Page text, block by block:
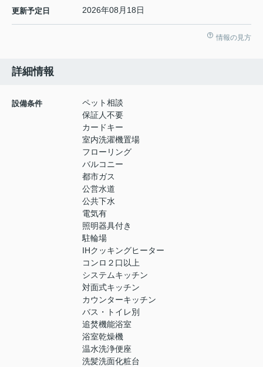
更新予定日 2026年08月18日
情報の見方
詳細情報
設備条件
ペット相談
保証人不要
カードキー
室内洗濯機置場
フローリング
バルコニー
都市ガス
公営水道
公共下水
電気有
照明器具付き
駐輪場
IHクッキングヒーター
コンロ２口以上
システムキッチン
対面式キッチン
カウンターキッチン
バス・トイレ別
追焚機能浴室
浴室乾燥機
温水洗浄便座
洗髪洗面化粧台